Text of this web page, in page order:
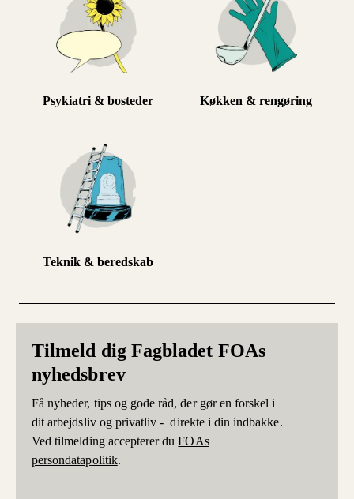
Psykiatri & bosteder Køkken & rengøring
Teknik & beredskab
Tilmeld dig Fagbladet FOAs
nyhedsbrev
Få nyheder, tips og gode råd, der gør en forskel i
dit arbejdsliv og privatliv - direkte i din indbakke.
Ved tilmelding accepterer duFOAs
persondatapolitik.